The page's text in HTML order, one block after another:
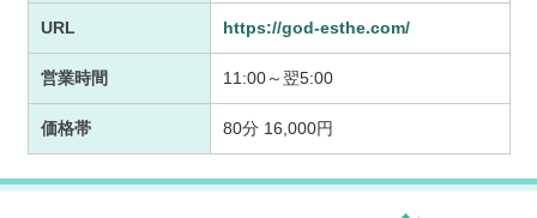
URL https://god-esthe.com/
営業時間 11:00～翌5:00
価格帯 80分 16,000円